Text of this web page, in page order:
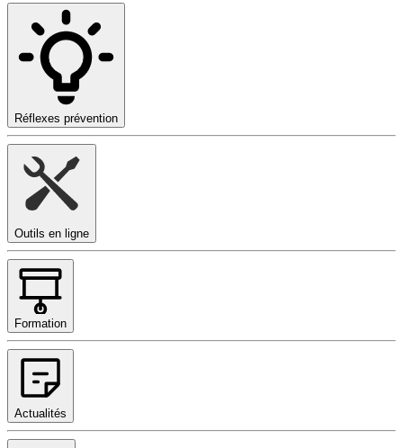
Réflexes prévention
Outils en ligne
Formation
Actualités